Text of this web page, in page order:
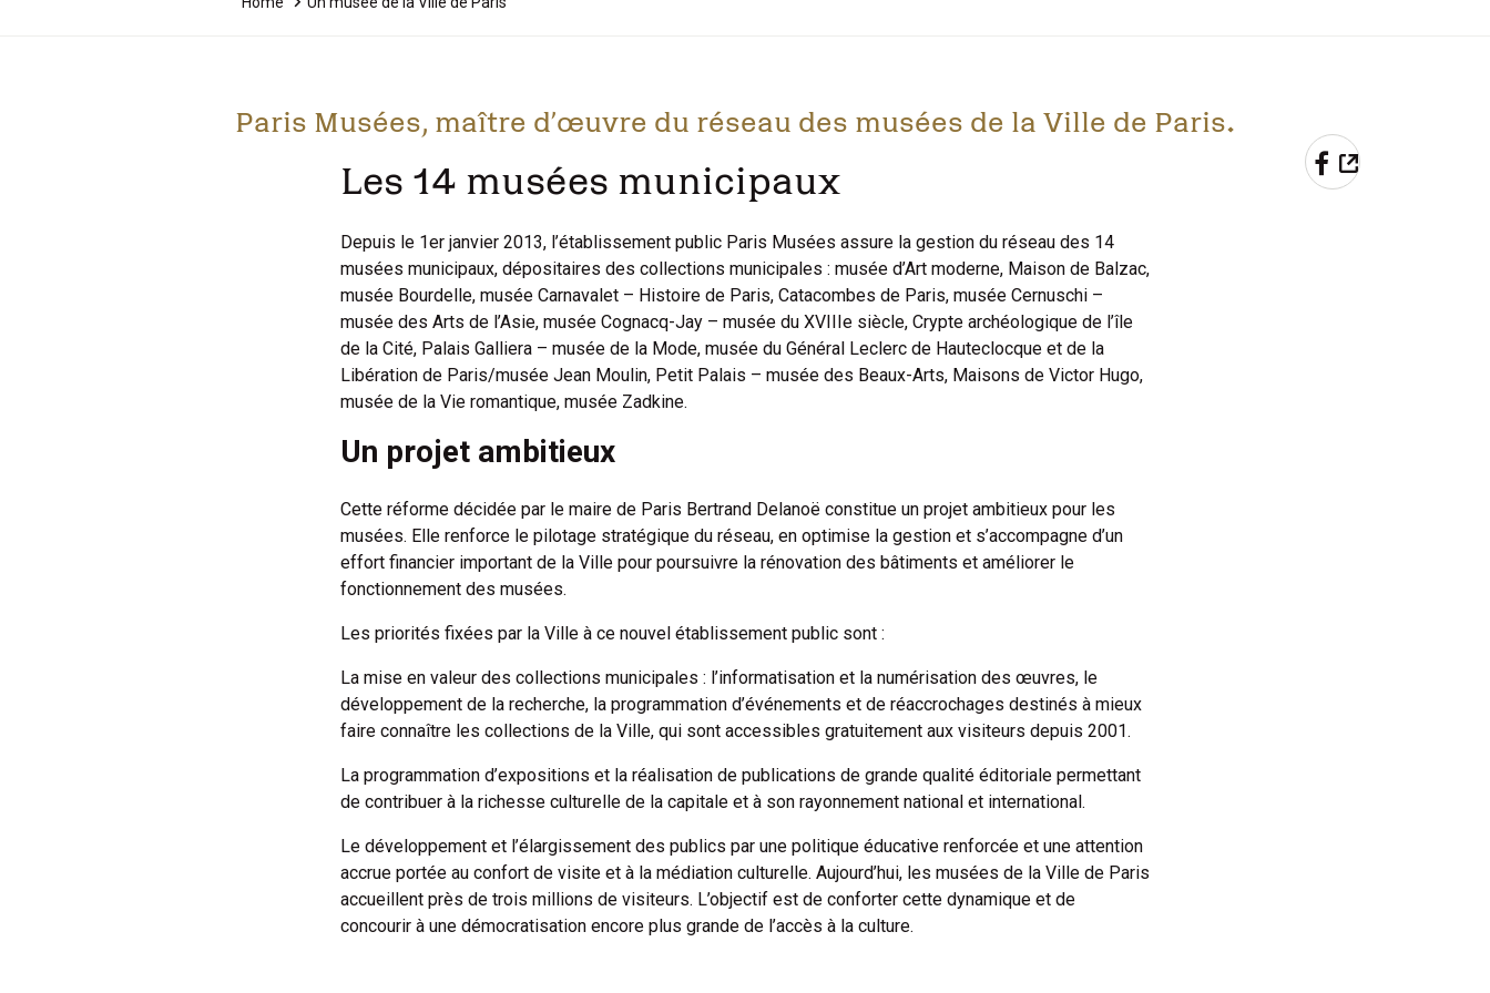
Paris Musées, maître d’œuvre du réseau des musées de la Ville de Paris.
Les 14 musées municipaux
Depuis le 1er janvier 2013, l’établissement public Paris Musées assure la gestion du réseau des 14
musées municipaux, dépositaires des collections municipales : musée d’Art moderne, Maison de Balzac,
musée Bourdelle, musée Carnavalet – Histoire de Paris, Catacombes de Paris, musée Cernuschi –
musée des Arts de l’Asie, musée Cognacq-Jay – musée du XVIIIe siècle, Crypte archéologique de l’île
de la Cité, Palais Galliera – musée de la Mode, musée du Général Leclerc de Hauteclocque et de la
Libération de Paris/musée Jean Moulin, Petit Palais – musée des Beaux-Arts, Maisons de Victor Hugo,
musée de la Vie romantique, musée Zadkine.
Un projet ambitieux
Cette réforme décidée par le maire de Paris Bertrand Delanoë constitue un projet ambitieux pour les
musées. Elle renforce le pilotage stratégique du réseau, en optimise la gestion et s’accompagne d’un
effort financier important de la Ville pour poursuivre la rénovation des bâtiments et améliorer le
fonctionnement des musées.
Les priorités fixées par la Ville à ce nouvel établissement public sont :
La mise en valeur des collections municipales : l’informatisation et la numérisation des œuvres, le
développement de la recherche, la programmation d’événements et de réaccrochages destinés à mieux
faire connaître les collections de la Ville, qui sont accessibles gratuitement aux visiteurs depuis 2001.
La programmation d’expositions et la réalisation de publications de grande qualité éditoriale permettant
de contribuer à la richesse culturelle de la capitale et à son rayonnement national et international.
Le développement et l’élargissement des publics par une politique éducative renforcée et une attention
accrue portée au confort de visite et à la médiation culturelle. Aujourd’hui, les musées de la Ville de Paris
accueillent près de trois millions de visiteurs. L’objectif est de conforter cette dynamique et de
concourir à une démocratisation encore plus grande de l’accès à la culture.
PARTAGER